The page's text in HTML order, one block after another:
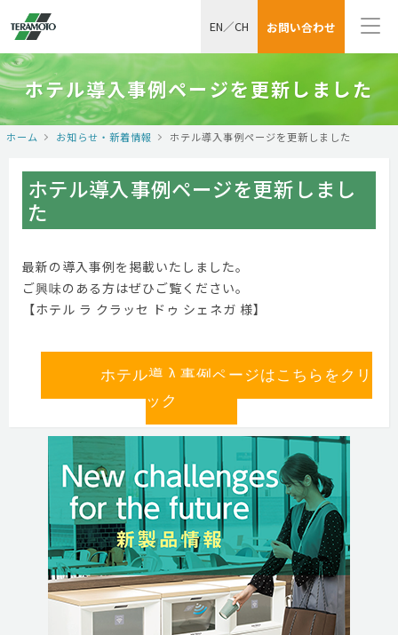
お問い合わせ
EN／CH
ホテル導入事例ページを更新しました
ホーム お知らせ・新着情報 ホテル導入事例ページを更新しました
ホテル導入事例ページを更新しまし
た
最新の導入事例を掲載いたしました。
ご興味のある方はぜひご覧ください。
【ホテル ラ クラッセ ドゥ シェネガ 様】
ホテル導入事例ページはこちらをクリ
ック